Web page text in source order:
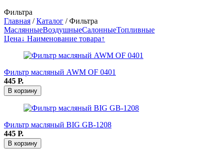
Фильтра
Главная /Каталог /Фильтра
МаслянныеВоздушныеСалонныеТопливные
Цена↓ Наименование товара↑
Фильтр масляный AWM OF 0401
445 Р.
В корзину
Фильтр масляный BIG GB-1208
445 Р.
В корзину